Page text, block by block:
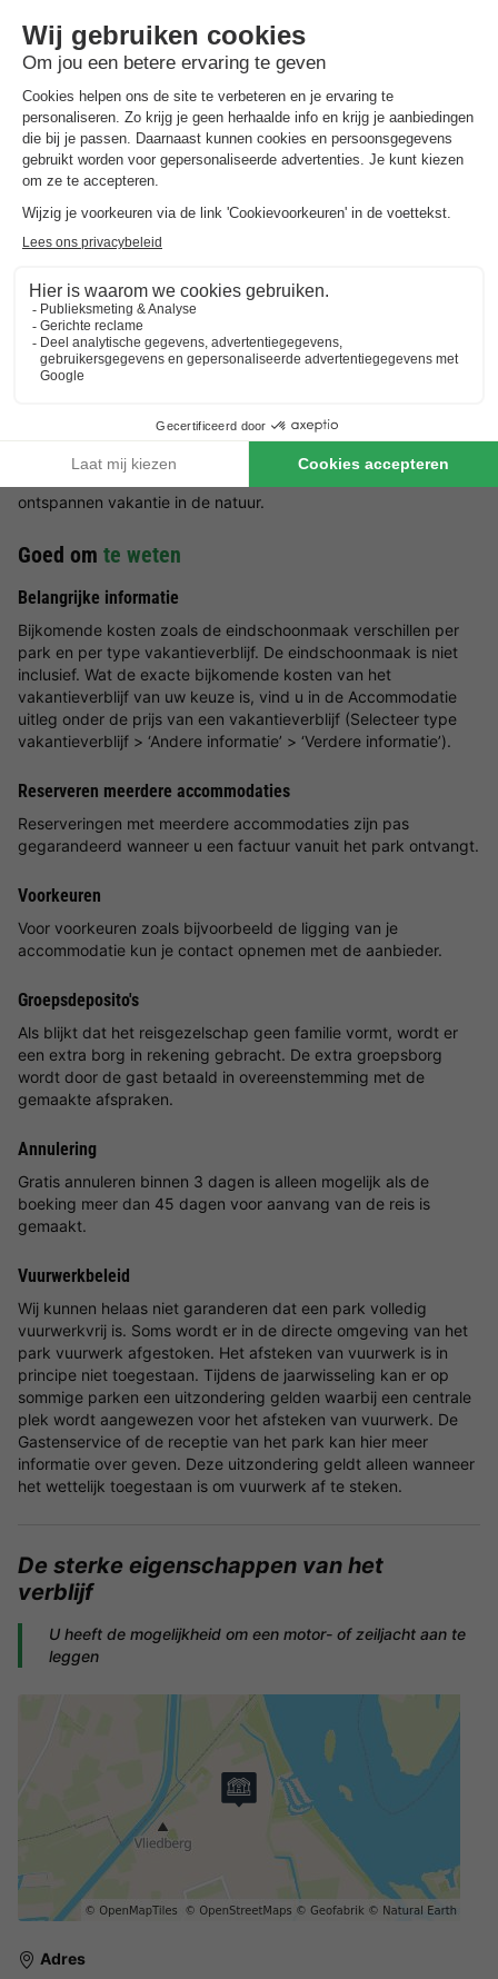
maar de ligging aan het meer en de mogelijkheid om een boot
te huren maken het verblijf bijzonder aantrekkelijk voor self-
catering gasten of gasten met een eigen boot. Je kunt een
boot huren en de omgeving verkennen, genieten van de dag
en eventueel naar de nabijgelegen supermarkt gaan om verse
ingrediënten in te slaan voor een picknick of barbecue aan het
meer.
natuur- en waterliefhebbers. Het meer voor de deur is ideaal
om in te zwemmen en te vissen. Als je in het bezit bent van een
boot, kun je deze direct bij het vakantiepark gebruiken, want
er is een boothelling en een aanlegsteiger. Als je geïnteresseerd
huren om het water op te gaan. De idyllische omgeving leent
daarom een perfecte uitvalsbasis voor buitenactiviteiten en een
ontspannen vakantie in de natuur.
Goed om te weten
Belangrijke informatie
Bijkomende kosten zoals de eindschoonmaak verschillen per
park en per type vakantieverblijf. De eindschoonmaak is niet
inclusief. Wat de exacte bijkomende kosten van het
vakantieverblijf van uw keuze is, vind u in de Accommodatie
uitleg onder de prijs van een vakantieverblijf (Selecteer type
vakantieverblijf > ‘Andere informatie’ > ‘Verdere informatie’).
Reserveren meerdere accommodaties
Reserveringen met meerdere accommodaties zijn pas
gegarandeerd wanneer u een factuur vanuit het park ontvangt.
Voorkeuren
Voor voorkeuren zoals bijvoorbeeld de ligging van je
accommodatie kun je contact opnemen met de aanbieder.
Groepsdeposito's
Als blijkt dat het reisgezelschap geen familie vormt, wordt er
een extra borg in rekening gebracht. De extra groepsborg
wordt door de gast betaald in overeenstemming met de
gemaakte afspraken.
Annulering
Gratis annuleren binnen 3 dagen is alleen mogelijk als de
boeking meer dan 45 dagen voor aanvang van de reis is
gemaakt.
Vuurwerkbeleid
Wij kunnen helaas niet garanderen dat een park volledig
vuurwerkvrij is. Soms wordt er in de directe omgeving van het
park vuurwerk afgestoken. Het afsteken van vuurwerk is in
principe niet toegestaan. Tijdens de jaarwisseling kan er op
sommige parken een uitzondering gelden waarbij een centrale
plek wordt aangewezen voor het afsteken van vuurwerk. De
Gastenservice of de receptie van het park kan hier meer
informatie over geven. Deze uitzondering geldt alleen wanneer
het wettelijk toegestaan is om vuurwerk af te steken.
De sterke eigenschappen van het
verblijf
U heeft de mogelijkheid om een motor- of zeiljacht aan te
leggen
Adres